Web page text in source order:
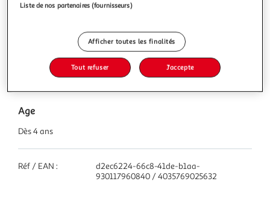
Caractéristiques
Age
Dès 4 ans
Réf / EAN :
d2ec6224-66c8-41de-b1aa-
930117960840 / 4035769025632
Liste de nos partenaires (fournisseurs)
Afficher toutes les finalités
Tout refuser J'accepte